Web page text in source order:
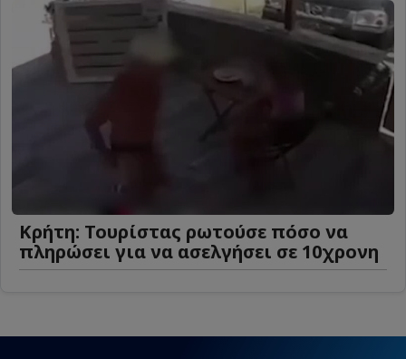
Κρήτη: Τουρίστας ρωτούσε πόσο να
πληρώσει για να ασελγήσει σε 10χρονη